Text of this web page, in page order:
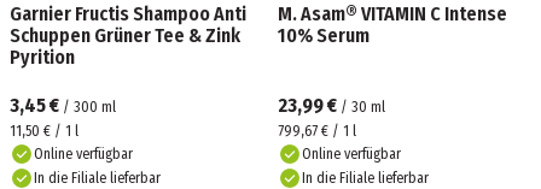
Garnier Fructis Shampoo Anti
Schuppen Grüner Tee & Zink
Pyrition
3,45 € / 300 ml
11,50 € / 1 l
Online verfügbar
In die Filiale lieferbar
M. Asam® VITAMIN C Intense
10% Serum
23,99 € / 30 ml
799,67 € / 1 l
Online verfügbar
In die Filiale lieferbar